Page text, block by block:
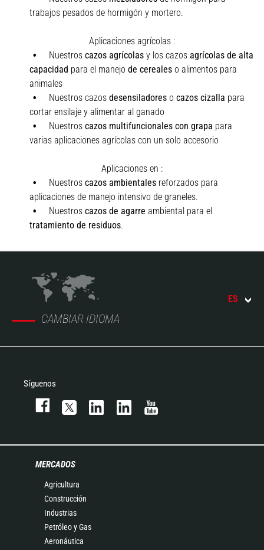
trabajos pesados de hormigón y mortero.
Aplicaciones agrícolas :
Nuestros cazos agrícolas y los cazos agrícolas de alta
capacidad para el manejo de cereales o alimentos para
animales
Nuestros cazos desensiladores o cazos cizalla para
cortar ensilaje y alimentar al ganado
Nuestros cazos multifuncionales con grapa para
varias aplicaciones agrícolas con un solo accesorio
Aplicaciones en :
Nuestros cazos ambientales reforzados para
aplicaciones de manejo intensivo de graneles.
Nuestros cazos de agarre ambiental para el
tratamiento de residuos.
CAMBIAR IDIOMA
ES
Síguenos
MERCADOS
Agricultura
Construcción
Industrias
Petróleo y Gas
Aeronáutica